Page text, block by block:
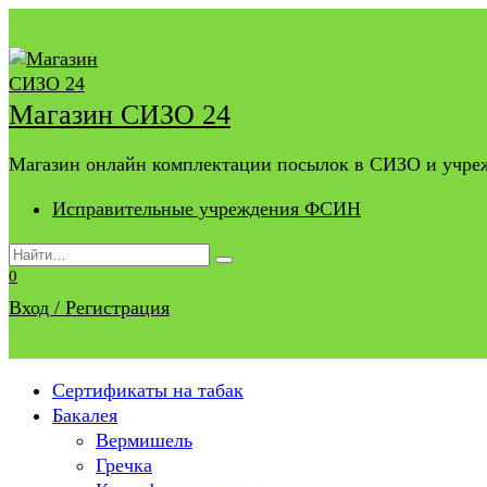
к
содержанию
Магазин СИЗО 24
Магазин онлайн комплектации посылок в СИЗО и
Исправительные учреждения ФСИН
Search
for:
0
Вход / Регистрация
Сертификаты на табак
Бакалея
Вермишель
Гречка